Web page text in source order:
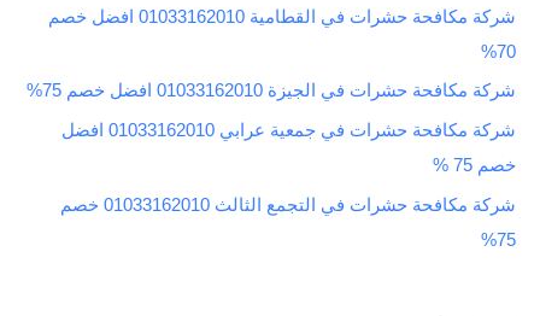
:
شركة مكافحة حشرات في القطامية 01033162010 افضل خصم
70%
شركة مكافحة حشرات في الجيزة 01033162010 افضل خصم 75%
شركة مكافحة حشرات في جمعية عرابي 01033162010 افضل
خصم 75 %
شركة مكافحة حشرات في التجمع الثالث 01033162010 خصم
75%